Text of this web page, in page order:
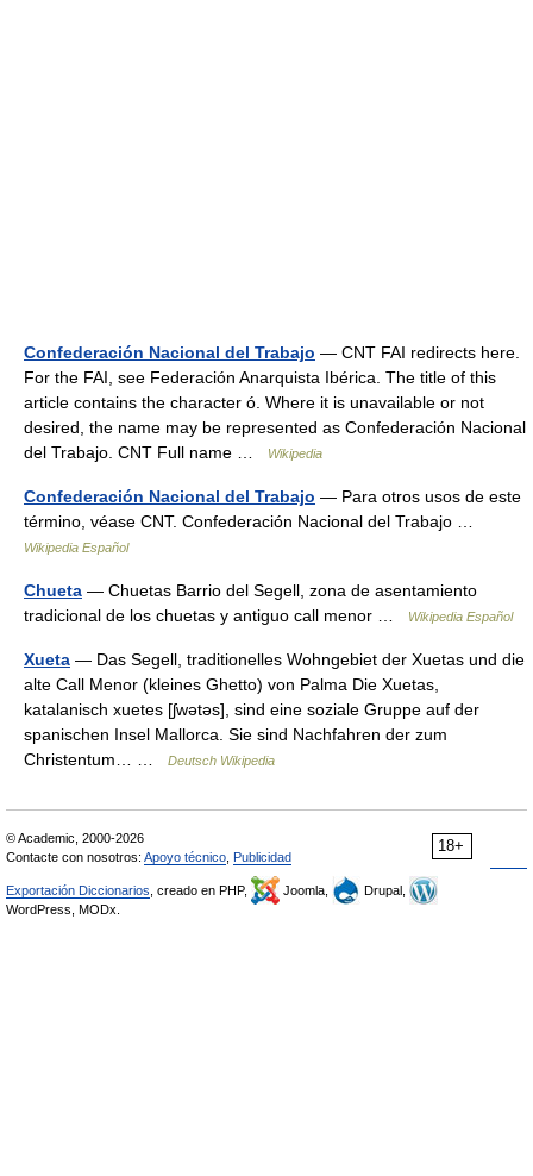
Confederación Nacional del Trabajo — CNT FAI redirects here.
For the FAI, see Federación Anarquista Ibérica. The title of this
article contains the character ó. Where it is unavailable or not
desired, the name may be represented as Confederación Nacional
del Trabajo. CNT Full name …
Wikipedia
Confederación Nacional del Trabajo — Para otros usos de este
término, véase CNT. Confederación Nacional del Trabajo …
Wikipedia Español
Chueta — Chuetas Barrio del Segell, zona de asentamiento
tradicional de los chuetas y antiguo call menor …
Wikipedia Español
Xueta — Das Segell, traditionelles Wohngebiet der Xuetas und die
alte Call Menor (kleines Ghetto) von Palma Die Xuetas,
katalanisch xuetes [ʃwətəs], sind eine soziale Gruppe auf der
spanischen Insel Mallorca. Sie sind Nachfahren der zum
Christentum… …
Deutsch Wikipedia
18+
© Academic, 2000-2026
Contacte con nosotros: Apoyo técnico Publicidad
Exportación Diccionarios , creado en PHP, Joomla,
Drupal,
WordPress, MODx.